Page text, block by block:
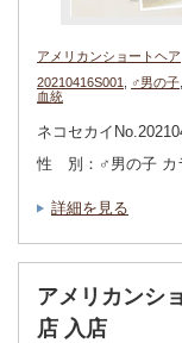
アメリカンショートヘア
20210416S001
♂男の子
血統
ネコセカイ
性 別：♂男の子 カ
詳細を見る
アメリカンシ
店 入店